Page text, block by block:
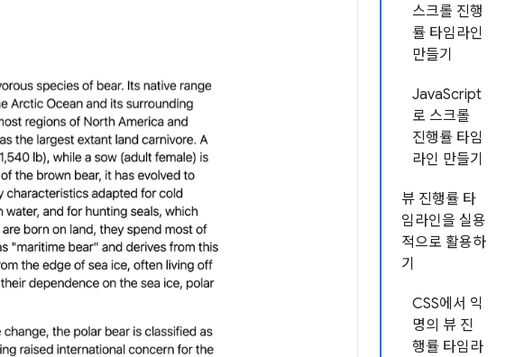
스크롤 진행
률 타임라인
만들기
JavaScript
로 스크롤
진행률 타임
라인 만들기
뷰 진행률 타
임라인을 실용
적으로 활용하
기
CSS에서 익
명의 뷰 진
행률 타임라